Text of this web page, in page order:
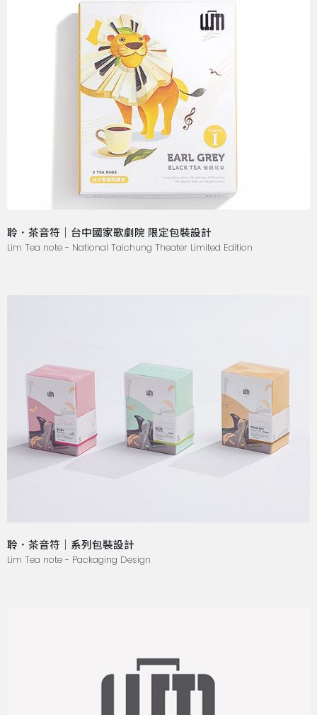
聆．茶音符｜台中國家歌劇院 限定包裝設計
Lim Tea note - National Taichung Theater Limited Edition
聆．茶音符｜系列包裝設計
Lim Tea note - Packaging Design